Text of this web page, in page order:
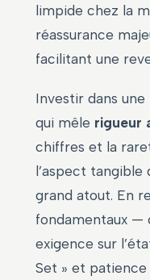
limpide chez la
réassurance
facilitant une
Investir dans
qui mêle rigueur
chiffres et la
l’aspect tangible
grand atout. En
fondamentaux —
exigence sur
Set » et